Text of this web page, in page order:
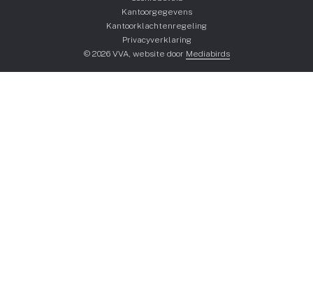
Kantoorgegevens
Kantoorklachtenregeling
Privacyverklaring
© 2026 VVA, website door Mediabirds